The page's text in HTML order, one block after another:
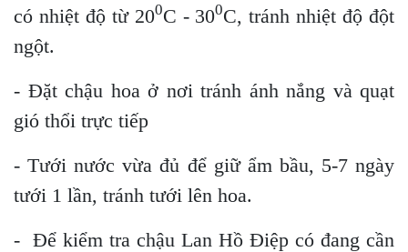
có nhiệt độ từ 200C - 300C, tránh nhiệt độ đột
ngột.
- Đặt chậu hoa ở nơi tránh ánh nắng và quạt
gió thổi trực tiếp
- Tưới nước vừa đủ để giữ ẩm bầu, 5-7 ngày
tưới 1 lần, tránh tưới lên hoa.
- Để kiểm tra chậu Lan Hồ Điệp có đang cần